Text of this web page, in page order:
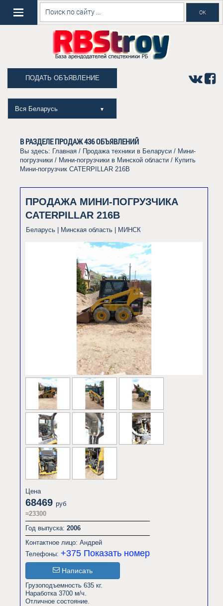
ПОДАТЬ ОБЪЯВЛЕНИЕ
Вся Беларусь ▼
В РАЗДЕЛЕ ПРОДАЖ436ОБЪЯВЛЕНИЙ
Вы здесь: Главная / Продажа техники в Беларуси / Мини-
погрузчики / Мини-погрузчики в Минской области / Купить
Мини-погрузчик CATERPILLAR 216B
ПРОДАЖА МИНИ-ПОГРУЗЧИКА
CATERPILLAR 216B
Беларусь | Минская область | МИНСК
Цена
68469 руб
≈23300
Год выпуска: 2006
Контактное лицо: Андрей
Телефоны: +375 Показать номер
Написать
Грузоподъемность 635 кг.
Наработка 3700 м/ч.
Отличное состояние.